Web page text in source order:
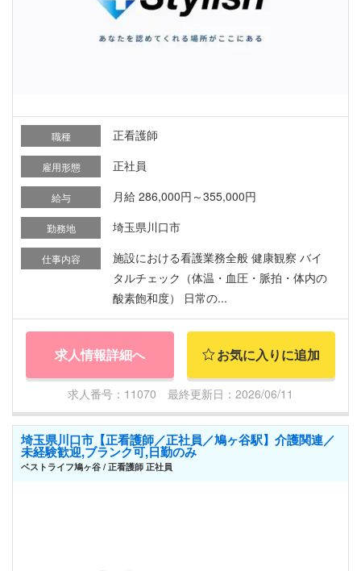
職種 正看護師
雇用形態 正社員
給与 月給 286,000円～355,000円
勤務地 埼玉県川口市
仕事内容
施設における看護業務全般 健康観察 バイ
タルチェック（体温・血圧・脈拍・体内の
酸素飽和度） 日常の...
求人情報詳細へ お気に入りに追加
求人番号：11070 最終更新日：2026/06/11
埼玉県川口市【正看護師／正社員／鳩ヶ谷駅】介護関連／
未経験歓迎,ブランク可,日勤のみ
ベストライフ鳩ヶ谷 / 正看護師 正社員